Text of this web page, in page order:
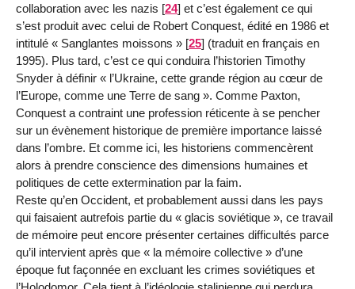
collaboration avec les nazis [24] et c’est également ce qui
s’est produit avec celui de Robert Conquest, édité en 1986 et
intitulé « Sanglantes moissons » [25] (traduit en français en
1995). Plus tard, c’est ce qui conduira l’historien Timothy
Snyder à définir « l’Ukraine, cette grande région au cœur de
l’Europe, comme une Terre de sang ». Comme Paxton,
Conquest a contraint une profession réticente à se pencher
sur un évènement historique de première importance laissé
dans l’ombre. Et comme ici, les historiens commencèrent
alors à prendre conscience des dimensions humaines et
politiques de cette extermination par la faim.
Reste qu’en Occident, et probablement aussi dans les pays
qui faisaient autrefois partie du « glacis soviétique », ce travail
de mémoire peut encore présenter certaines difficultés parce
qu’il intervient après que « la mémoire collective » d’une
époque fut façonnée en excluant les crimes soviétiques et